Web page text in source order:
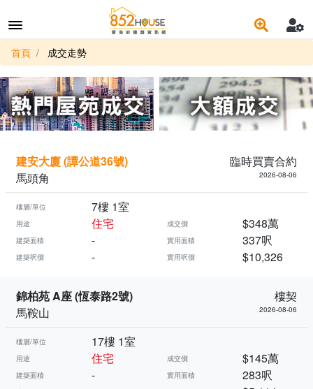
首頁 成交走勢
建安大廈 (譚公道36號)
臨時買賣合約
馬頭角
2026-08-06
樓層/單位 7樓 1室
用途 住宅 成交價 $348萬
建築面積 - 實用面積 337呎
建築呎價 - 實用呎價 $10,326
錦柏苑 A座 (恆泰路2號)
樓契
馬鞍山
2026-08-06
樓層/單位 17樓 1室
用途 住宅 成交價 $145萬
建築面積 - 實用面積 283呎